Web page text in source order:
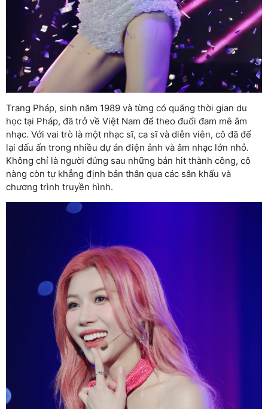
Trang Pháp, sinh năm 1989 và từng có quãng thời gian du
học tại Pháp, đã trở về Việt Nam để theo đuổi đam mê âm
nhạc. Với vai trò là một nhạc sĩ, ca sĩ và diễn viên, cô đã để
lại dấu ấn trong nhiều dự án điện ảnh và âm nhạc lớn nhỏ.
Không chỉ là người đứng sau những bản hit thành công, cô
nàng còn tự khẳng định bản thân qua các sân khấu và
chương trình truyền hình.